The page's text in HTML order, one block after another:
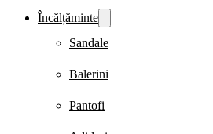
Încălțăminte
Sandale
Balerini
Pantofi